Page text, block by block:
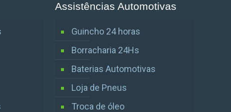
Assistências Automotivas
Guincho 24 horas
Borracharia 24Hs
Baterias Automotivas
Loja de Pneus
Troca de óleo